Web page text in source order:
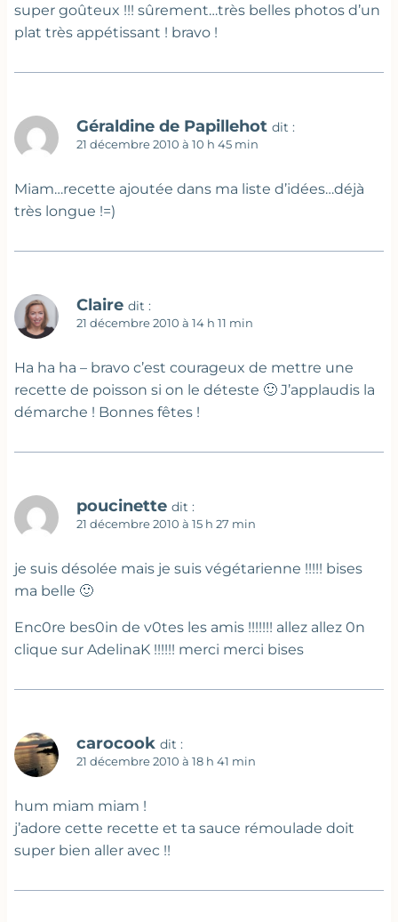
super goûteux !!! sûrement…très belles photos d’un
plat très appétissant ! bravo !
Géraldine de Papillehot dit :
21 décembre 2010 à 10 h 45 min
Miam…recette ajoutée dans ma liste d’idées…déjà
très longue !=)
Claire dit :
21 décembre 2010 à 14 h 11 min
Ha ha ha – bravo c’est courageux de mettre une
recette de poisson si on le déteste 🙂 J’applaudis la
démarche ! Bonnes fêtes !
poucinette dit :
21 décembre 2010 à 15 h 27 min
je suis désolée mais je suis végétarienne !!!!! bises
ma belle 🙂
Enc0re bes0in de v0tes les amis !!!!!!! allez allez 0n
clique sur AdelinaK !!!!!! merci merci bises
carocook dit :
21 décembre 2010 à 18 h 41 min
hum miam miam !
j’adore cette recette et ta sauce rémoulade doit
super bien aller avec !!